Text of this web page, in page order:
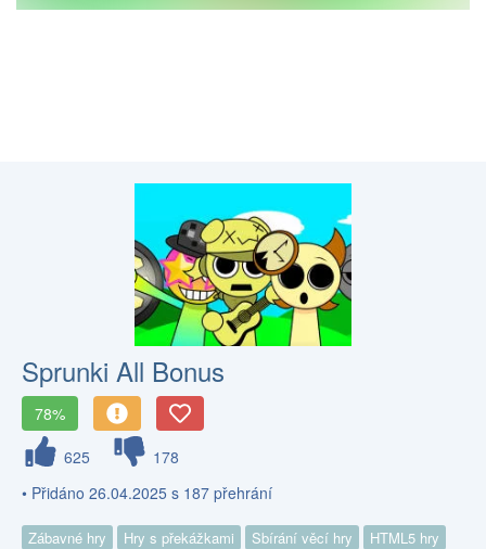
Sprunki All Bonus
78%
625
178
• Přidáno 26.04.2025 s 187 přehrání
Zábavné hry Hry s překážkami Sbírání věcí hry HTML5 hry